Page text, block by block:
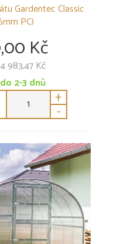
Gardentec Classic
PC)
Kč
983,47 Kč
2-3 dnů
+
-